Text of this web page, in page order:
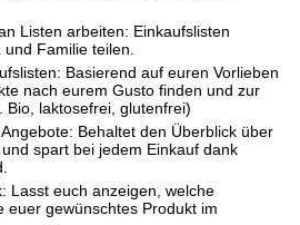
Listen arbeiten: Einkaufslisten
Familie teilen.
Basierend auf euren Vorlieben
nach eurem Gusto finden und zur
Bio, laktosefrei, glutenfrei)
Behaltet den Überblick über
spart bei jedem Einkauf dank
Lasst euch anzeigen, welche
euer gewünschtes Produkt im